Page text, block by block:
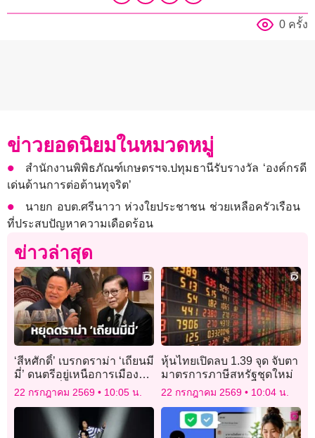
0 ครั้ง
ข่าวยอดนิยมในหมวดหมู่
สำนักงานพิพิธภัณฑ์เกษตรฯจ.ปทุมธานีรับรางวัล ‘องค์กรดี
เด่นด้านการต่อต้านทุจริต’
นายก อบต.ศรีนาวา ห่วงใยประชาชน ช่วยเหลือครัวเรือน
ที่ประสบปัญหาความเดือดร้อน
ข่าวล่าสุด
‘สีหศักดิ์’ เบรกดราม่า ‘เถียนมี
มี่’ ดนตรีอยู่เหนือการเมือง
วอนหยุดปั่นกระแสกลบผล
เยือนจีน
22 กรกฎาคม 2569 10:05 น.
หุ้นไทยเปิดลบ 1.39 จุด จับตา
มาตรการภาษีสหรัฐชุดใหม่
22 กรกฎาคม 2569 10:04 น.